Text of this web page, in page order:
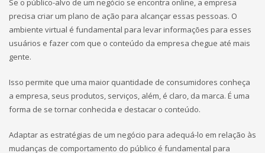
Se o público-alvo de um negócio se encontra online, a empresa
precisa criar um plano de ação para alcançar essas pessoas. O
ambiente virtual é fundamental para levar informações para esses
usuários e fazer com que o conteúdo da empresa chegue até mais
gente.
Isso permite que uma maior quantidade de consumidores conheça
a empresa, seus produtos, serviços, além, é claro, da marca. É uma
forma de se tornar conhecida e destacar o conteúdo.
Adaptar as estratégias de um negócio para adequá-lo em relação às
mudanças de comportamento do público é fundamental para